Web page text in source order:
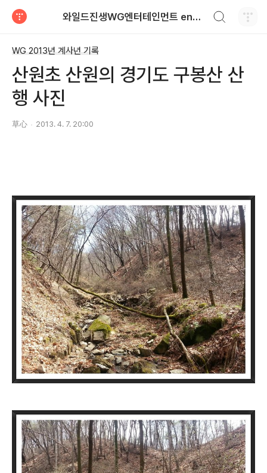
와일드진생WG엔터테인먼트 entertainment
WG 2013년 계사년 기록
산원초 산원의 경기도 구봉산 산
행 사진
草心 2013. 4. 7. 20:00